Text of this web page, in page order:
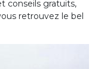
conseils gratuits,
retrouvez le bel